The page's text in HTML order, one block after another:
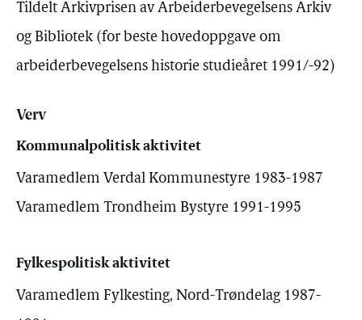
Tildelt Arkivprisen av Arbeiderbevegelsens Arkiv
og Bibliotek (for beste hovedoppgave om
arbeiderbevegelsens historie studieåret 1991/-92)
Verv
Kommunalpolitisk aktivitet
Varamedlem Verdal Kommunestyre 1983-1987
Varamedlem Trondheim Bystyre 1991-1995
Fylkespolitisk aktivitet
Varamedlem Fylkesting, Nord-Trøndelag 1987-